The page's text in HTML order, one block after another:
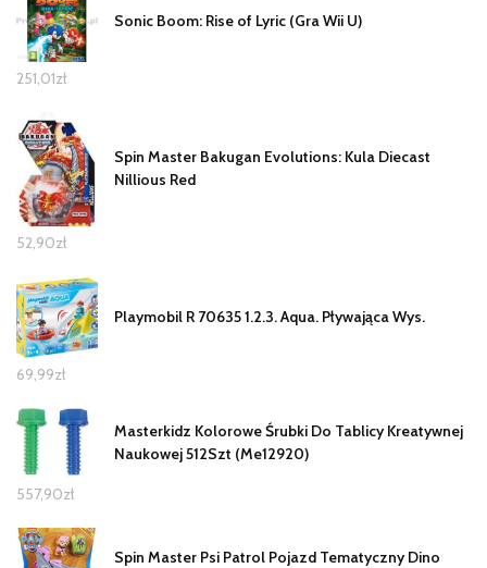
Sonic Boom: Rise of Lyric (Gra Wii U)
251,01zł
Spin Master Bakugan Evolutions: Kula Diecast
Nillious Red
52,90zł
Playmobil R 70635 1.2.3. Aqua. Pływająca Wys.
69,99zł
Masterkidz Kolorowe Śrubki Do Tablicy Kreatywnej
Naukowej 512Szt (Me12920)
557,90zł
Spin Master Psi Patrol Pojazd Tematyczny Dino